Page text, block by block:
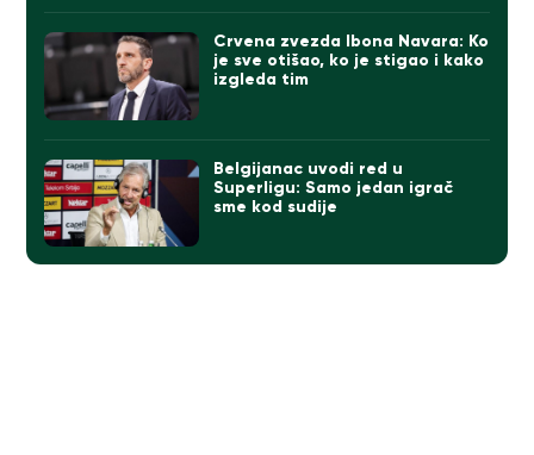
Crvena zvezda Ibona Navara: Ko
je sve otišao, ko je stigao i kako
izgleda tim
Belgijanac uvodi red u
Superligu: Samo jedan igrač
sme kod sudije